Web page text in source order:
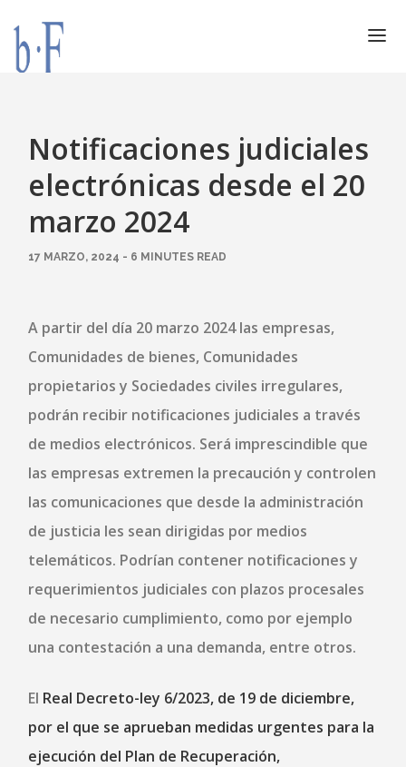
ESPECIALIZACIÓN
CALIDAD
BLOG
DOCUMENTACIÓN
Notificaciones judiciales
electrónicas desde el 20
marzo 2024
17 MARZO, 2024 - 6 MINUTES READ
A partir del día 20 marzo 2024 las empresas,
Comunidades de bienes, Comunidades
propietarios y Sociedades civiles irregulares,
podrán recibir notificaciones judiciales a través
de medios electrónicos. Será imprescindible que
las empresas extremen la precaución y controlen
las comunicaciones que desde la administración
de justicia les sean dirigidas por medios
telemáticos. Podrían contener notificaciones y
requerimientos judiciales con plazos procesales
de necesario cumplimiento, como por ejemplo
una contestación a una demanda, entre otros.
El Real Decreto-ley 6/2023, de 19 de diciembre,
por el que se aprueban medidas urgentes para la
ejecución del Plan de Recuperación,